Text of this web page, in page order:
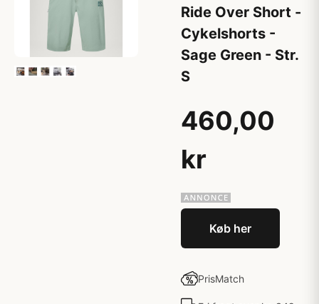
Ride Over Short -
Cykelshorts -
Sage Green - Str.
S
460,00
kr
Køb her
PrisMatch